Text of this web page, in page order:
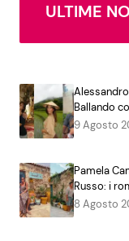
ULTIME
Ballando
9 Agosto
Pamela
Russo: i
8 Agosto